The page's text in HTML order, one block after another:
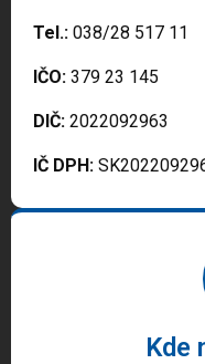
Tel.: 038/28 517 11
IČO: 379 23 145
DIČ: 2022092963
IČ DPH:
Kde